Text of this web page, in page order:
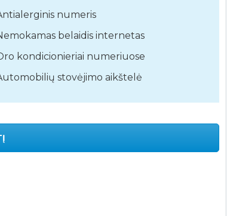
numeris
belaidis internetas
kondicionieriai numeriuose
stovėjimo aikštelė